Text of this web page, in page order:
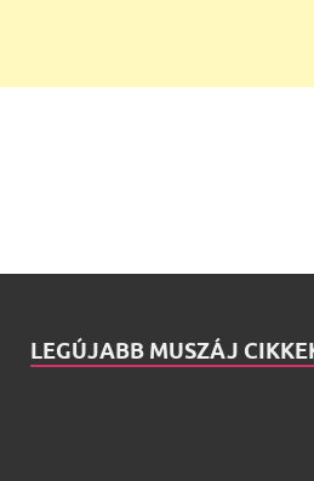
LEGÚJABB MUSZÁJ